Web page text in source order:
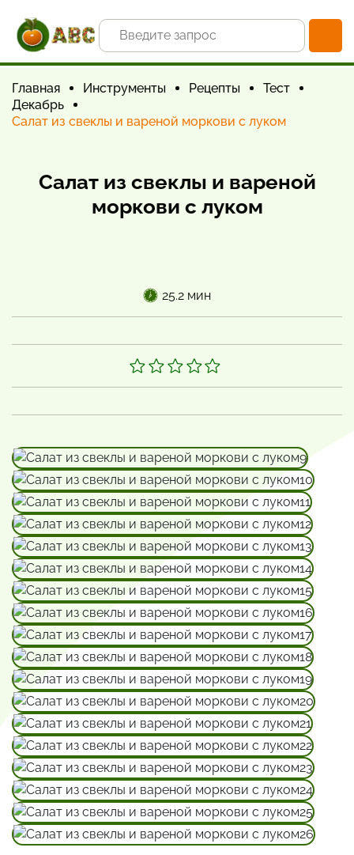
Главная Инструменты Рецепты
Тест
Декабрь
Салат из свеклы и вареной моркови с луком
Салат из свеклы и вареной
моркови с луком
25.2 мин